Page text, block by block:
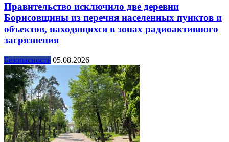
Правительство исключило две деревни
Борисовщины из перечня населенных пунктов и
объектов, находящихся в зонах радиоактивного
загрязнения
Безопасность 05.08.2026